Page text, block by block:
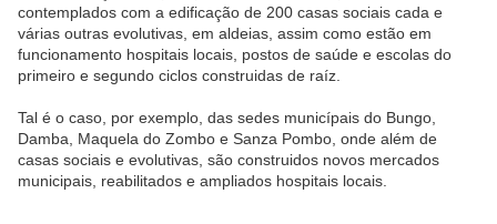
contemplados com a edificação de 200 casas sociais cada e
várias outras evolutivas, em aldeias, assim como estão em
funcionamento hospitais locais, postos de saúde e escolas do
primeiro e segundo ciclos construidas de raíz.
Tal é o caso, por exemplo, das sedes municípais do Bungo,
Damba, Maquela do Zombo e Sanza Pombo, onde além de
casas sociais e evolutivas, são construidos novos mercados
municipais, reabilitados e ampliados hospitais locais.